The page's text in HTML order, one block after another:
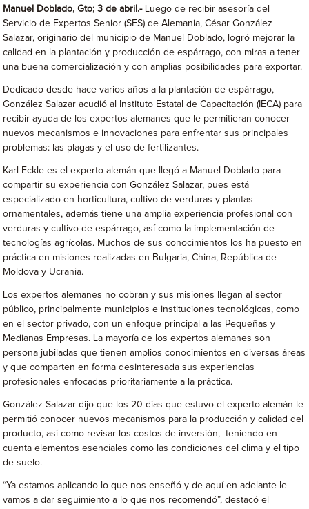
Manuel Doblado, Gto; 3 de abril.-Luego de recibir asesoría del
Servicio de Expertos Senior (SES) de Alemania, César González
Salazar, originario del municipio de Manuel Doblado, logró mejorar la
calidad en la plantación y producción de espárrago, con miras a tener
una buena comercialización y con amplias posibilidades para exportar.
Dedicado desde hace varios años a la plantación de espárrago,
González Salazar acudió al Instituto Estatal de Capacitación (IECA) para
recibir ayuda de los expertos alemanes que le permitieran conocer
nuevos mecanismos e innovaciones para enfrentar sus principales
problemas: las plagas y el uso de fertilizantes.
Karl Eckle es el experto alemán que llegó a Manuel Doblado para
compartir su experiencia con González Salazar, pues está
especializado en horticultura, cultivo de verduras y plantas
ornamentales, además tiene una amplia experiencia profesional con
verduras y cultivo de espárrago, así como la implementación de
tecnologías agrícolas. Muchos de sus conocimientos los ha puesto en
práctica en misiones realizadas en Bulgaria, China, República de
Moldova y Ucrania.
Los expertos alemanes no cobran y sus misiones llegan al sector
público, principalmente municipios e instituciones tecnológicas, como
en el sector privado, con un enfoque principal a las Pequeñas y
Medianas Empresas. La mayoría de los expertos alemanes son
persona jubiladas que tienen amplios conocimientos en diversas áreas
y que comparten en forma desinteresada sus experiencias
profesionales enfocadas prioritariamente a la práctica.
González Salazar dijo que los 20 días que estuvo el experto alemán le
permitió conocer nuevos mecanismos para la producción y calidad del
producto, así como revisar los costos de inversión, teniendo en
cuenta elementos esenciales como las condiciones del clima y el tipo
de suelo.
“Ya estamos aplicando lo que nos enseñó y de aquí en adelante le
vamos a dar seguimiento a lo que nos recomendó”, destacó el